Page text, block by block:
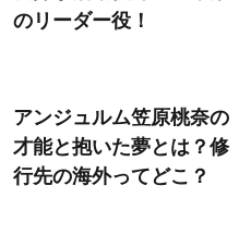
のリーダー役！
アンジュルム笠原桃奈の
才能と抱いた夢とは？修
行先の海外ってどこ？